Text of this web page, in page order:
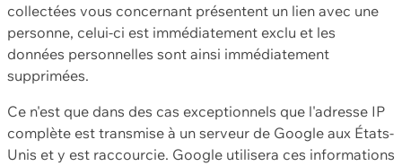
collectées vous concernant présentent un lien avec une
personne, celui-ci est immédiatement exclu et les
données personnelles sont ainsi immédiatement
supprimées.
Ce n'est que dans des cas exceptionnels que l'adresse IP
complète est transmise à un serveur de Google aux États-
Unis et y est raccourcie. Google utilisera ces informations